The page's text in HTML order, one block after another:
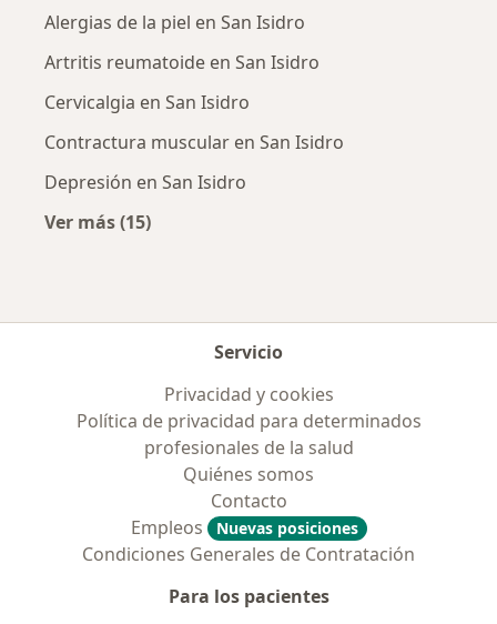
Alergias de la piel en San Isidro
Artritis reumatoide en San Isidro
Cervicalgia en San Isidro
Contractura muscular en San Isidro
Depresión en San Isidro
Ver más (15)
Servicio
Privacidad y cookies
Política de privacidad para determinados
profesionales de la salud
Quiénes somos
Contacto
Empleos
Nuevas posiciones
Condiciones Generales de Contratación
Para los pacientes